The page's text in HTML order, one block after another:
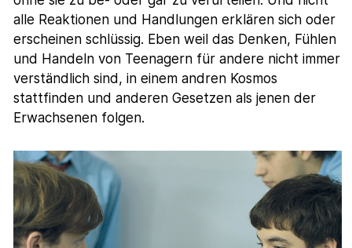
alle Reaktionen und Handlungen erklären sich oder
erscheinen schlüssig. Eben weil das Denken, Fühlen
und Handeln von Teenagern für andere nicht immer
verständlich sind, in einem andren Kosmos
stattfinden und anderen Gesetzen als jenen der
Erwachsenen folgen.